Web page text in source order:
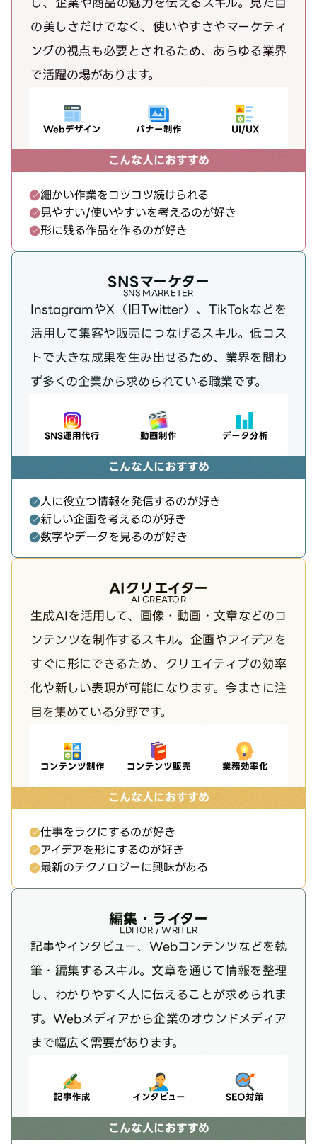
の美しさだけでなく、使いやすさやマーケティ
ングの視点も必要とされるため、あらゆる業界
で活躍の場があります。
Webデザイン バナー制作 UI/UX
こんな人におすすめ
細かい作業をコツコツ続けられる
見やすい/使いやすいを考えるのが好き
形に残る作品を作るのが好き
SNSマーケター
SNS MARKETER
InstagramやX（旧Twitter）、TikTokなどを
活用して集客や販売につなげるスキル。低コス
トで大きな成果を生み出せるため、業界を問わ
ず多くの企業から求められている職業です。
SNS運用代行 動画制作 データ分析
こんな人におすすめ
人に役立つ情報を発信するのが好き
新しい企画を考えるのが好き
数字やデータを見るのが好き
AIクリエイター
AI CREATOR
生成AIを活用して、画像・動画・文章などのコ
ンテンツを制作するスキル。企画やアイデアを
すぐに形にできるため、クリエイティブの効率
化や新しい表現が可能になります。今まさに注
目を集めている分野です。
コンテンツ制作 コンテンツ販売 業務効率化
こんな人におすすめ
仕事をラクにするのが好き
アイデアを形にするのが好き
最新のテクノロジーに興味がある
編集・ライター
EDITOR / WRITER
記事やインタビュー、Webコンテンツなどを執
筆・編集するスキル。文章を通じて情報を整理
し、わかりやすく人に伝えることが求められま
す。Webメディアから企業のオウンドメディア
まで幅広く需要があります。
記事作成 インタビュー SEO対策
こんな人におすすめ